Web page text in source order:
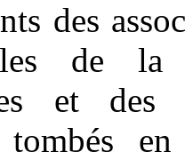
des
de la
et des
tombés